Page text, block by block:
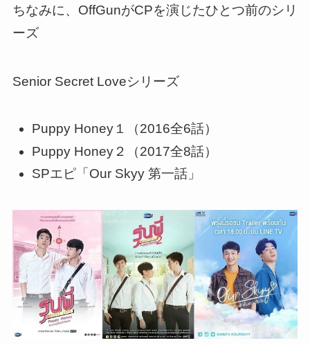
ちなみに、OffGunがCPを演じたひとつ前のシリ
ーズ
Senior Secret Loveシリーズ
Puppy Honey１（2016全6話）
Puppy Honey２（2017全8話）
SPエピ「Our Skyy 第一話」